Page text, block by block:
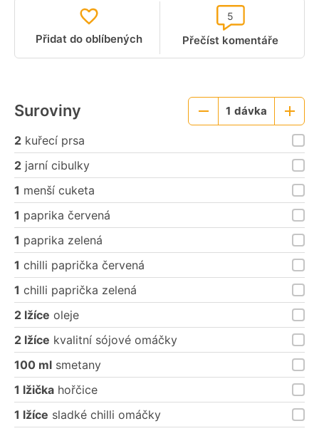
Přidat do oblíbených Přečíst komentáře
5
Suroviny
Menší
1 dávka
Větší
porce
2 kuřecí prsa
2 jarní cibulky
1 menší cuketa
1 paprika červená
1 paprika zelená
1 chilli paprička červená
1 chilli paprička zelená
2 lžíce oleje
2 lžíce kvalitní sójové omáčky
100 ml smetany
1 lžička hořčice
1 lžíce sladké chilli omáčky